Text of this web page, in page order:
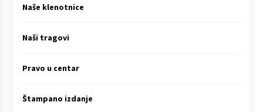
Naše klenotnice
Naši tragovi
Pravo u centar
Štampano izdanje